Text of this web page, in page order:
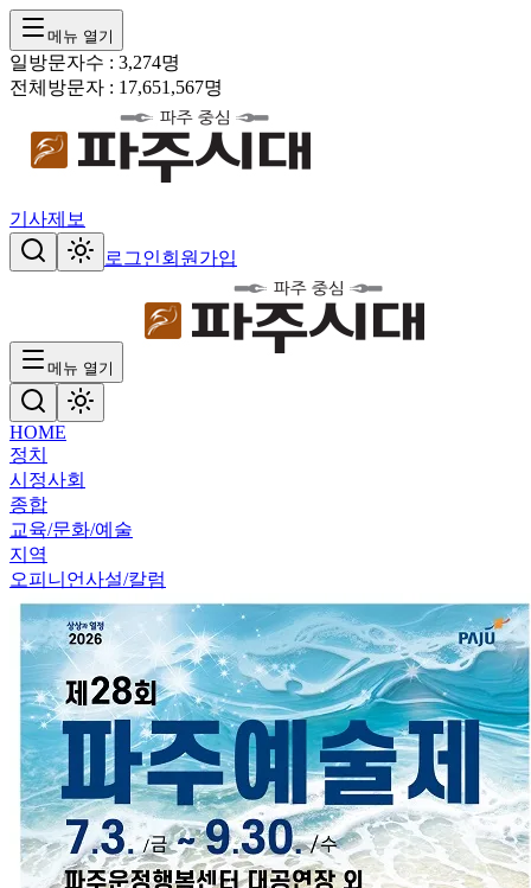
메뉴 열기
일방문자수 : 3,274명
전체방문자 : 17,651,567명
기사제보
로그인회원가입
메뉴 열기
HOME
정치
시정사회
종합
교육/문화/예술
지역
오피니언사설/칼럼